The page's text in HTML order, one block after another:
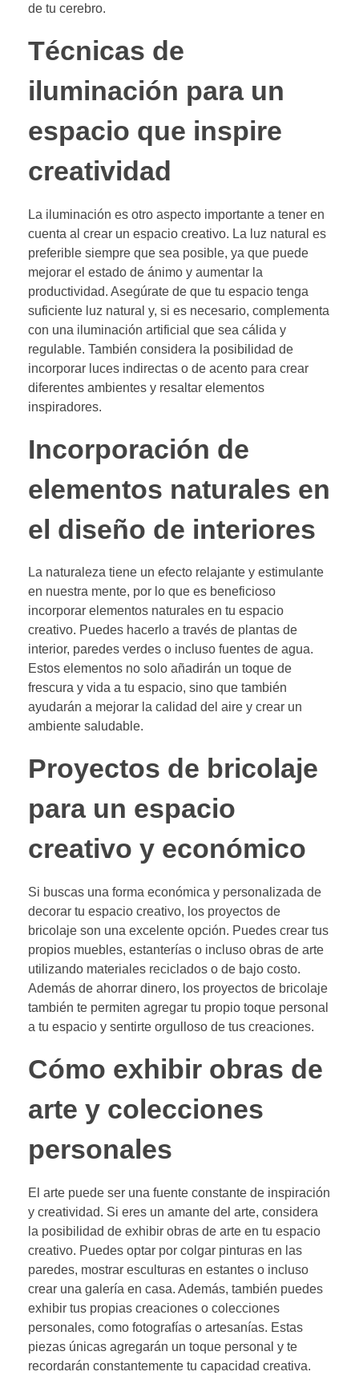
de tu cerebro.
Técnicas de
iluminación para un
espacio que inspire
creatividad
La iluminación es otro aspecto importante a tener en
cuenta al crear un espacio creativo. La luz natural es
preferible siempre que sea posible, ya que puede
mejorar el estado de ánimo y aumentar la
productividad. Asegúrate de que tu espacio tenga
suficiente luz natural y, si es necesario, complementa
con una iluminación artificial que sea cálida y
regulable. También considera la posibilidad de
incorporar luces indirectas o de acento para crear
diferentes ambientes y resaltar elementos
inspiradores.
Incorporación de
elementos naturales en
el diseño de interiores
La naturaleza tiene un efecto relajante y estimulante
en nuestra mente, por lo que es beneficioso
incorporar elementos naturales en tu espacio
creativo. Puedes hacerlo a través de plantas de
interior, paredes verdes o incluso fuentes de agua.
Estos elementos no solo añadirán un toque de
frescura y vida a tu espacio, sino que también
ayudarán a mejorar la calidad del aire y crear un
ambiente saludable.
Proyectos de bricolaje
para un espacio
creativo y económico
Si buscas una forma económica y personalizada de
decorar tu espacio creativo, los proyectos de
bricolaje son una excelente opción. Puedes crear tus
propios muebles, estanterías o incluso obras de arte
utilizando materiales reciclados o de bajo costo.
Además de ahorrar dinero, los proyectos de bricolaje
también te permiten agregar tu propio toque personal
a tu espacio y sentirte orgulloso de tus creaciones.
Cómo exhibir obras de
arte y colecciones
personales
El arte puede ser una fuente constante de inspiración
y creatividad. Si eres un amante del arte, considera
la posibilidad de exhibir obras de arte en tu espacio
creativo. Puedes optar por colgar pinturas en las
paredes, mostrar esculturas en estantes o incluso
crear una galería en casa. Además, también puedes
exhibir tus propias creaciones o colecciones
personales, como fotografías o artesanías. Estas
piezas únicas agregarán un toque personal y te
recordarán constantemente tu capacidad creativa.